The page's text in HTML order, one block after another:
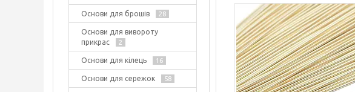
Основи для брошів 28
Основи для вивороту
прикрас
2
Основи для кілець 16
Основи для сережок 58